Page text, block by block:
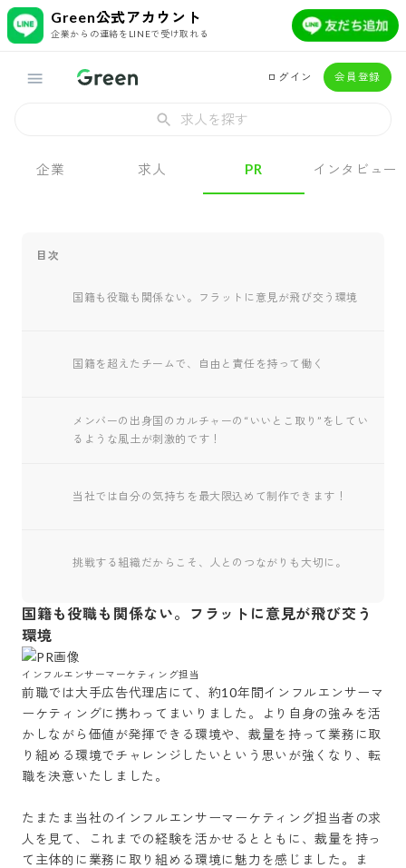
Green公式アカウント
企業からの連絡をLINEで受け取れる
ログイン 会員登録
求人を探す
企業 求人 PR インタビュー
目次
国籍も役職も関係ない。フラットに意見が飛び交う環境
国籍を超えたチームで、自由と責任を持って働く
メンバーの出身国のカルチャーの“いいとこ取り”をしてい
るような風土が刺激的です！
当社では自分の気持ちを最大限込めて制作できます！
挑戦する組織だからこそ、人とのつながりも大切に。
国籍も役職も関係ない。フラットに意見が飛び交う
環境
インフルエンサーマーケティング担当
前職では大手広告代理店にて、約10年間インフルエンサーマ
ーケティングに携わってまいりました。より自身の強みを活
かしながら価値が発揮できる環境や、裁量を持って業務に取
り組める環境でチャレンジしたいという思いが強くなり、転
職を決意いたしました。
たまたま当社のインフルエンサーマーケティング担当者の求
人を見て、これまでの経験を活かせるとともに、裁量を持っ
て主体的に業務に取り組める環境に魅力を感じました。ま